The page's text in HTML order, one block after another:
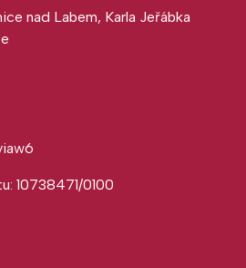
nad Labem, Karla Jeřábka
10738471/0100